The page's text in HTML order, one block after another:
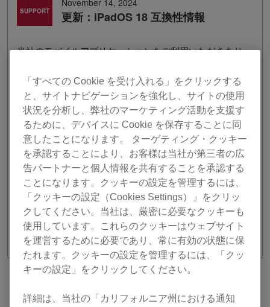
SUPPORT
November 14, 2024
更新：iPadOS 18 互換性情報
当社のモバイルアプリケーションをご利用いただきあり
iPadOS 18とモバイルアプリケーションの互換性確認が
完了しました。
＊iPadOS 18への対応はその全ての動作を保証するもの
ではありません。
＊iPadOS 18の詳細はAppleのWebサイト（iPadOS 18）
をご参照ください。
＊一部のサポートを終了させていただいている製品がご
ざいます。詳細はこちらをご参照ください。
macOS Sequoiaについてはこちら
iOS 18についてはこちら
「すべての Cookie を受け入れる」をクリックする
と、サイトナビゲーションを強化し、サイトの使用
状況を分析し、弊社のマーケティング活動を支援す
るために、デバイスに Cookie を保存することに同
意したことになります。 ターゲティング・クッキー
を承認することにより、お客様は当社が第三者の広
告パートナーと個人情報を共有することを承認する
ことになります。クッキーの設定を管理するには、
「クッキーの設定（Cookies Settings）」をクリッ
クしてください。当社は、厳密に必要なクッキーも
使用しています。これらのクッキーはウェブサイト
を運営するために必要であり、常に有効の状態に保
たれます。クッキーの設定を管理するには、「クッ
キーの設定」をクリックしてください。
詳細は、当社の「カリフォルニア州における通知